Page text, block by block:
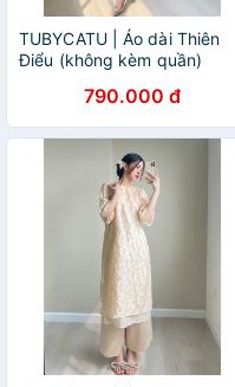
TUBYCATU | Áo dài Thiên
Điểu (không kèm quần)
790.000 đ